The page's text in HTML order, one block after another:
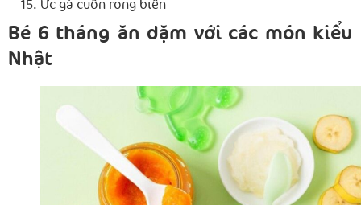
Ức gà cuộn rong biển
Bé 6 tháng ăn dặm với các món kiểu
Nhật